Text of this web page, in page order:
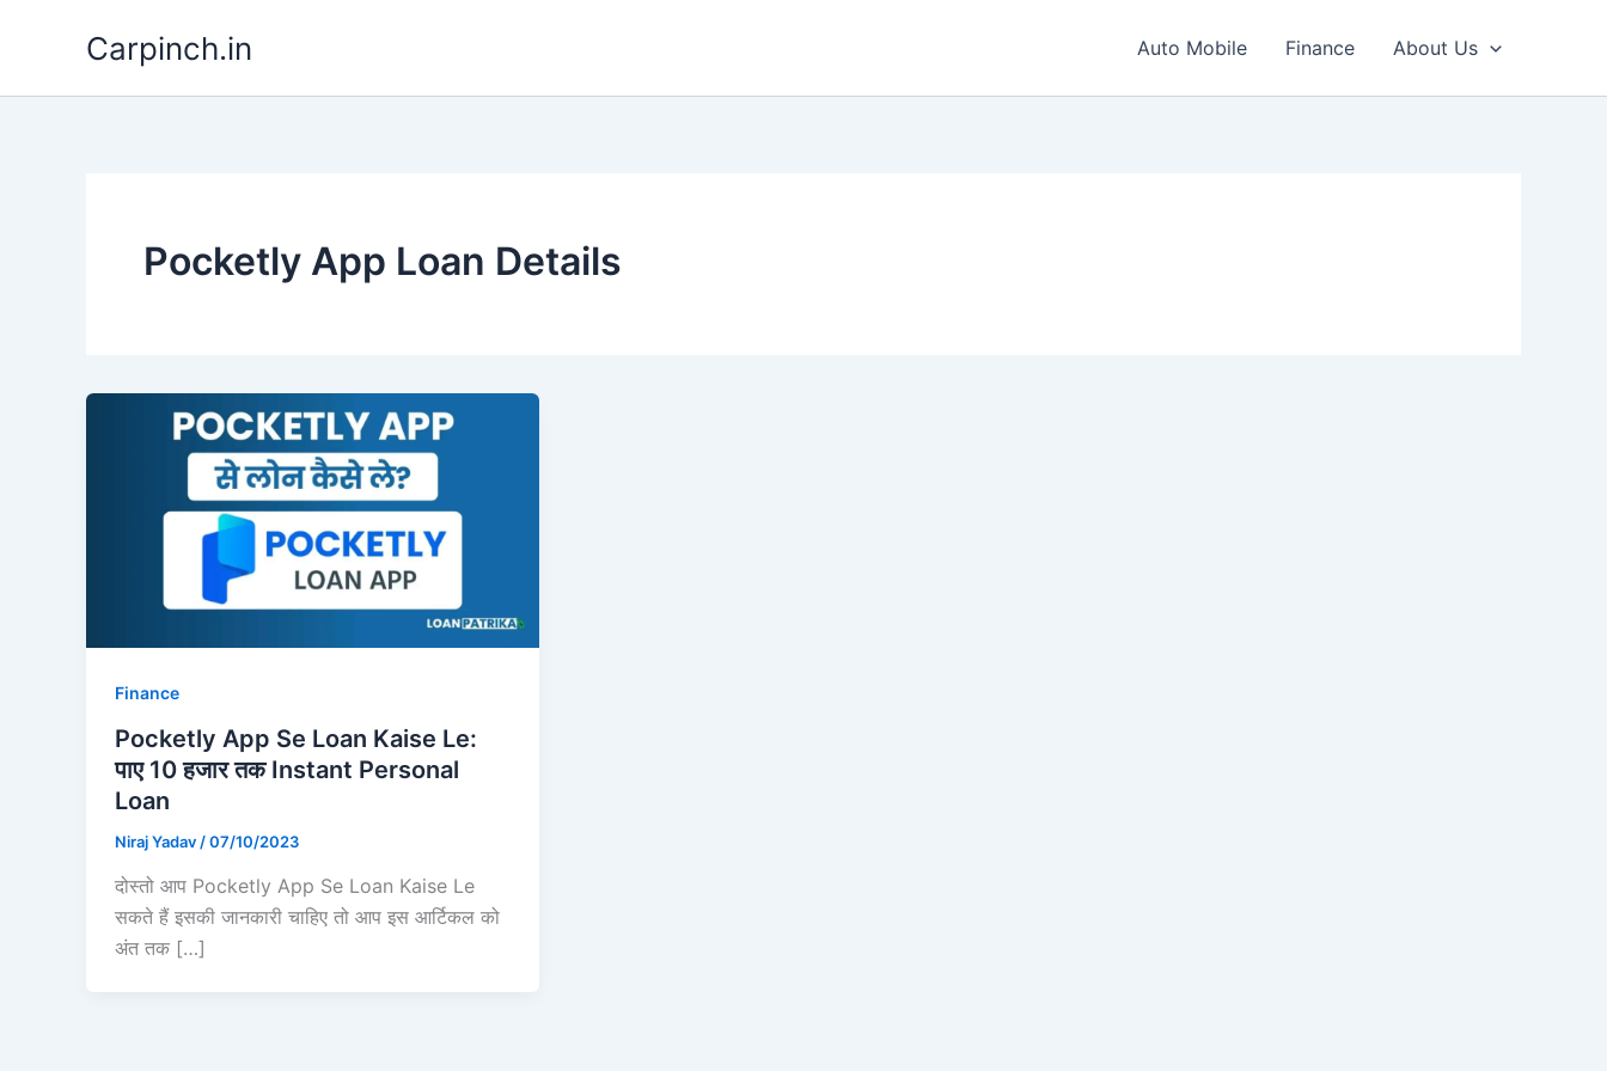
Carpinch.in Auto Mobile Finance About Us
Pocketly App Loan Details
Finance
Pocketly App Se Loan Kaise Le:
पाए 10 हजार तक Instant Personal
Loan
Niraj Yadav /07/10/2023
दोस्तो आप Pocketly App Se Loan Kaise Le
सकते हैं इसकी जानकारी चाहिए तो आप इस आर्टिकल को
अंत तक […]